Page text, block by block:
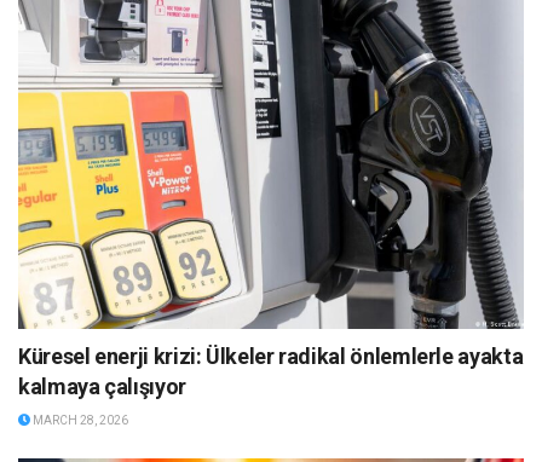
Küresel enerji krizi: Ülkeler radikal önlemlerle ayakta
kalmaya çalışıyor
MARCH 28, 2026